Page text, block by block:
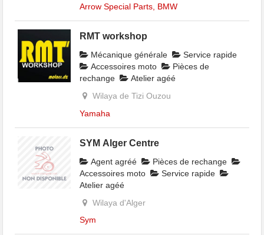
Arrow Special Parts, BMW
RMT workshop
Mécanique générale
Service rapide
Accessoires moto
Pièces de
rechange
Atelier agéé
Wilaya de Tizi Ouzou
Yamaha
SYM Alger Centre
Agent agréé
Pièces de rechange
Accessoires moto
Service rapide
Atelier agéé
Wilaya d'Alger
Sym